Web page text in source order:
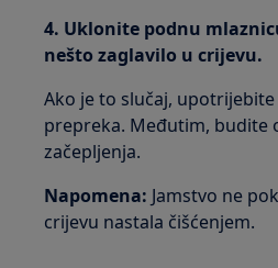
4. Uklonite podnu
nešto zaglavilo u crijevu.
Ako je to slučaj,
prepreka. Međutim, budite
začepljenja.
Napomena: Jamstvo ne
crijevu nastala čišćenjem.